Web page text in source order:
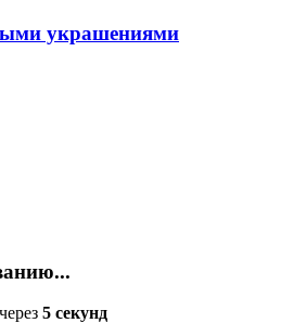
украшениями
5 секунд